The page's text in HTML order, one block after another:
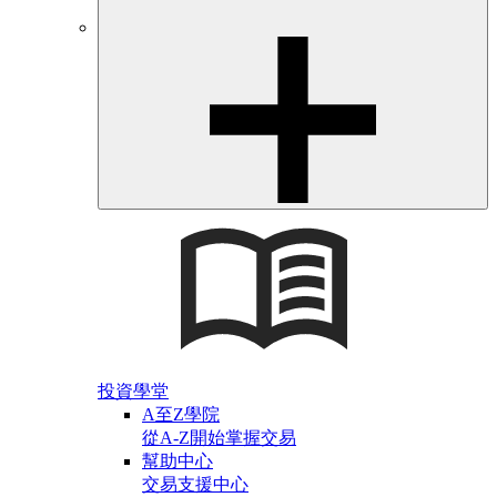
投資學堂
A至Z學院
從A-Z開始掌握交易
幫助中心
交易支援中心